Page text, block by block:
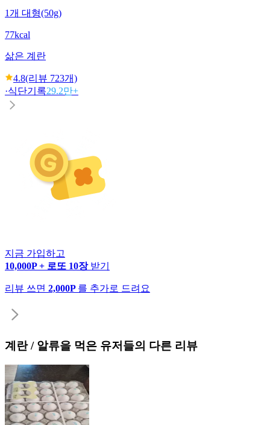
1개 대형(50g)
77kcal
삶은 계란
4.8(리뷰 723개)
·식단기록29.2만+
지금 가입하고
10,000P + 로또 10장 받기
리뷰 쓰면 2,000P 를 추가로 드려요
계란 / 알류을 먹은 유저들의 다른 리뷰